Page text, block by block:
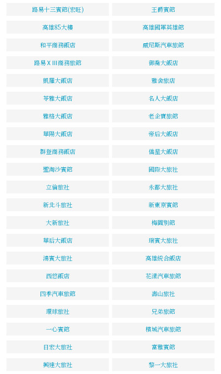
路易十三賓館(宏旺) 王爵賓館
高雄85大樓 高雄國軍英雄館
和平商務飯店 威尼斯汽車旅館
路易ⅩⅢ商務旅館 御喬大飯店
凱羅大飯店 雅舍旅店
苓雅大飯店 名人大飯店
雅格大飯店 老企寶旅館
華陽大飯店 帝后大飯店
群登商務飯店 僑星大飯店
聖淘沙賓館 國際大旅社
立倫旅社 永都大旅社
新北斗旅社 新東京賓館
大新旅社 梅園別館
華后大飯店 瑞賓大旅社
鴻賓大旅社 高雄統合飯店
西悠飯店 花漾汽車旅館
四季汽車旅館 壽山旅社
環球旅社 兄弟旅館
一心賓館 檳城汽車旅館
日宏大旅社 富雅賓館
興達大旅社 黎一大旅社